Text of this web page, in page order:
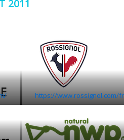
2011
https://www.rossignol.com/fr